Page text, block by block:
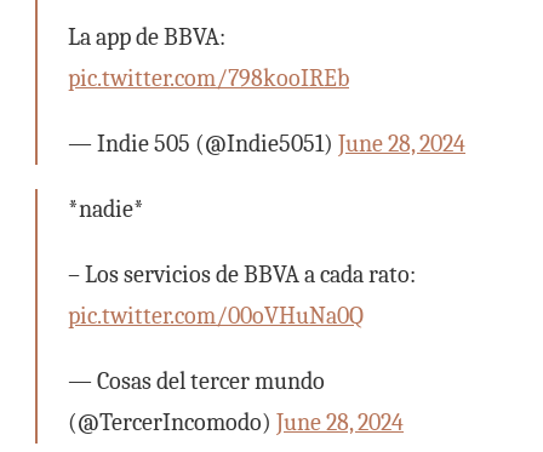
La app de BBVA:
pic.twitter.com/798kooIREb
— Indie 505 (@Indie5051) June 28, 2024
*nadie*
– Los servicios de BBVA a cada rato:
pic.twitter.com/00oVHuNa0Q
— Cosas del tercer mundo
(@TercerIncomodo) June 28, 2024